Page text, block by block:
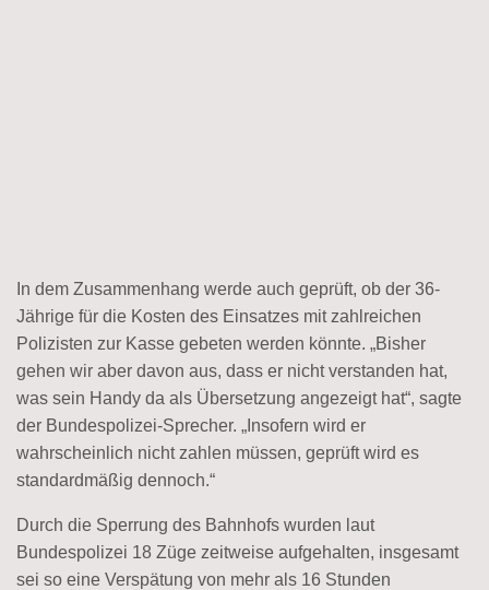
In dem Zusammenhang werde auch geprüft, ob der 36-
Jährige für die Kosten des Einsatzes mit zahlreichen
Polizisten zur Kasse gebeten werden könnte. „Bisher
gehen wir aber davon aus, dass er nicht verstanden hat,
was sein Handy da als Übersetzung angezeigt hat“, sagte
der Bundespolizei-Sprecher. „Insofern wird er
wahrscheinlich nicht zahlen müssen, geprüft wird es
standardmäßig dennoch.“
Durch die Sperrung des Bahnhofs wurden laut
Bundespolizei 18 Züge zeitweise aufgehalten, insgesamt
sei so eine Verspätung von mehr als 16 Stunden